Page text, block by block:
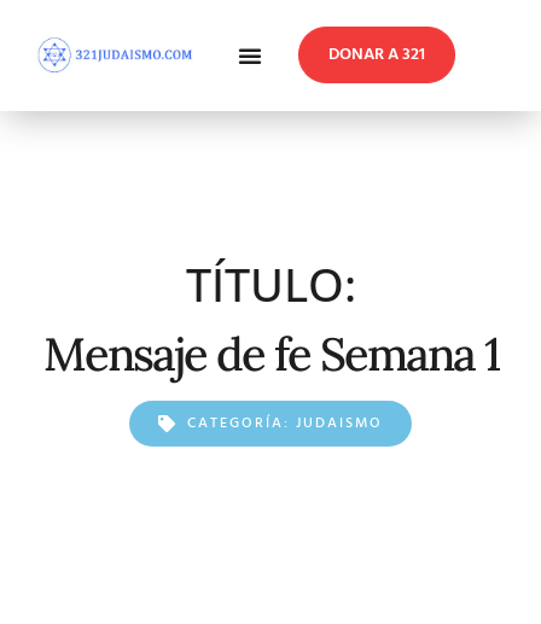
DONAR A 321
TÍTULO:
Mensaje de fe Semana 1
CATEGORÍA: JUDAISMO